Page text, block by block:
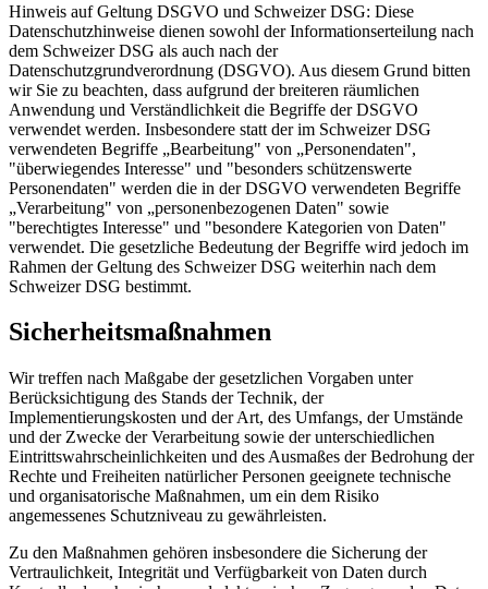
Hinweis auf Geltung DSGVO und Schweizer DSG: Diese
Datenschutzhinweise dienen sowohl der Informationserteilung nach
dem Schweizer DSG als auch nach der
Datenschutzgrundverordnung (DSGVO). Aus diesem Grund bitten
wir Sie zu beachten, dass aufgrund der breiteren räumlichen
Anwendung und Verständlichkeit die Begriffe der DSGVO
verwendet werden. Insbesondere statt der im Schweizer DSG
verwendeten Begriffe „Bearbeitung" von „Personendaten",
"überwiegendes Interesse" und "besonders schützenswerte
Personendaten" werden die in der DSGVO verwendeten Begriffe
„Verarbeitung" von „personenbezogenen Daten" sowie
"berechtigtes Interesse" und "besondere Kategorien von Daten"
verwendet. Die gesetzliche Bedeutung der Begriffe wird jedoch im
Rahmen der Geltung des Schweizer DSG weiterhin nach dem
Schweizer DSG bestimmt.
Sicherheitsmaßnahmen
Wir treffen nach Maßgabe der gesetzlichen Vorgaben unter
Berücksichtigung des Stands der Technik, der
Implementierungskosten und der Art, des Umfangs, der Umstände
und der Zwecke der Verarbeitung sowie der unterschiedlichen
Eintrittswahrscheinlichkeiten und des Ausmaßes der Bedrohung der
Rechte und Freiheiten natürlicher Personen geeignete technische
und organisatorische Maßnahmen, um ein dem Risiko
angemessenes Schutzniveau zu gewährleisten.
Zu den Maßnahmen gehören insbesondere die Sicherung der
Vertraulichkeit, Integrität und Verfügbarkeit von Daten durch